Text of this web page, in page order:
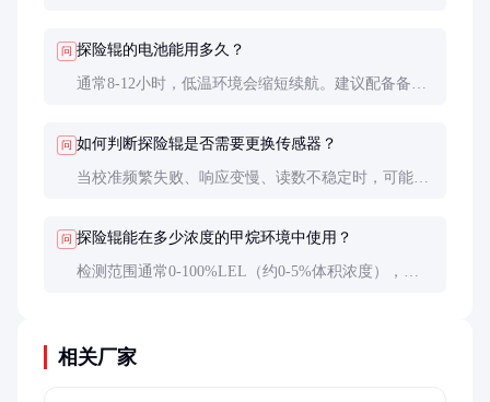
问 探险辊的电池能用多久？
通常8-12小时，低温环境会缩短续航。建议配备备用
问 如何判断探险辊是否需要更换传感器？
当校准频繁失败、响应变慢、读数不稳定时，可能需
问 探险辊能在多少浓度的甲烷环境中使用？
检测范围通常0-100%LEL（约0-5%体积浓度），但
相关厂家